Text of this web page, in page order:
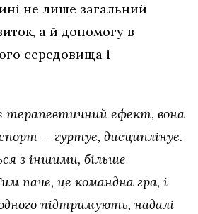
не лише загальний
а й допомогу в
середовища і
терапевтичний ефект, вона
— гуртує, дисциплінує.
з іншими, більше
паче, це командна гра, і
підтримують, надалі